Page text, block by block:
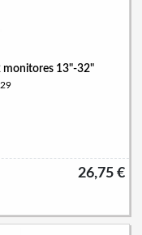
monitores 13"-32"
26,75 €